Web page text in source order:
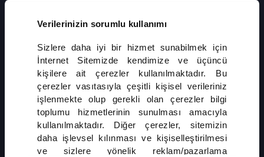
Verilerinizin sorumlu kullanımı
Sizlere daha iyi bir hizmet sunabilmek için
İnternet Sitemizde kendimize ve üçüncü
kişilere ait çerezler kullanılmaktadır. Bu
çerezler vasıtasıyla çeşitli kişisel verileriniz
işlenmekte olup gerekli olan çerezler bilgi
toplumu hizmetlerinin sunulması amacıyla
kullanılmaktadır. Diğer çerezler, sitemizin
daha işlevsel kılınması ve kişiselleştirilmesi
ve sizlere yönelik reklam/pazarlama
Avrupa'nın farklı ülkelerinde binlerce kişi dayanışma, eşitlik ve
insan hakları için sokaklara çıktı. Fransa'da ırkçılık ve
ayrımcılığa karşı yürüyüş düzenlenirken, Hollanda'da
mültecilere destek amacıyla gerçekleştirilen etkinlik büyük ilgi
gördü.
DEVAMI